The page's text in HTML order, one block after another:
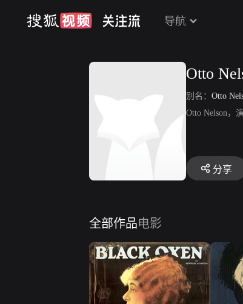
导航
Otto
别名： Otto
Otto Nelson，
分享
全部作品电影